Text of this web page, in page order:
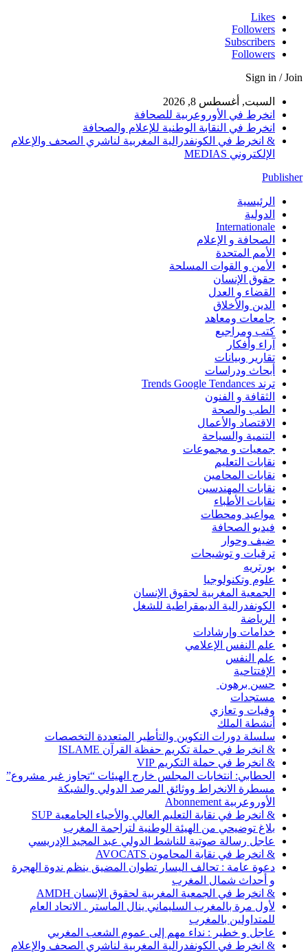
Likes
Followers
Subscribers
Followers
Sign in / Join
السبت, أغسطس 8, 2026
انخرط في الأوروعربية للصحافة
انخرط في النقابة الوطنية للإعلام والصحافة
& انخرط في الكونفدرالية المغربية لناشري الصحف والإعلام
الإلكتروني MEDIAS
Publisher
الرئيسية
الدولية
Internationale
الصحافة و الإعلام
الأمم المتحدة
الأمن و القوات المسلحة
حقوق الإنسان
القضاء و العدل
الدين والأخلاق
جامعات ومعاهد
كتب ومراجيع
آراء وأفكار
تقارير وبيانات
أبحاث ودراسات
ترند Trends Google Tendances
الثقافة و الفنون
الطب والصحة
الاقتصاد والأعمال
التنمية والسياحة
جمعيات و مجموعات
نقابات التعليم
نقابات المحامين
نقابات المهندسين
نقابات الأطباء
مواعيد ومحطات
فيديو الصحافة
ضيف وحوار
ترقيات و توشيحات
بورتريه
علوم وتكنولوجيا
الجمعية المغربية لحقوق الإنسان
الكونفدرالية الديمقراطية للشغل
الرياضة
خدامات وإرشادات
علم النفس الإعلامي
علم النفس
الإفتتاحية
حسن برهون
مستجدات
وفيات و تعازي
أنشطة الملك
سلسلة دورات التكوين والتأطير المتعددة التخصصات
& انخرط في حملة تكريم حفظة القرآن ISLAME
& انخرط في حملة التكريم VIP
الحطابي: انتخابات المجلس خارج الهيئات “تجاوز غير مشروع”
مسطرة الانخراط ووثائق المرصد الدولي والشبكة
الأوروعربية Abonnement
& انخرط في نقابة التعليم العالي والأحياء الجامعية SUP
بلاغ توضيحي من الهيئة الوطنية لتراجمة المغرب
عاجل رسالة صوتية للناشط الدولي عبد المجيد الإدريسي
& انخرط في نقابة المحامون AVOCATS
دعوة عامة : تحالف اليسار تطوان المضيق ينظم ندوة الهجرة
و أحداث شمال المغرب
& انخرط في الجمعية المغربية لحقوق الإنسان AMDH
لأول مرة بالمغرب السليماني ينال الماستر . الاتحاد العام
للمتداولين بالمغرب
عاجل و خطير : نداء مهم إلى عموم الشعب المغربي
& انخرط في الكونفدرالية المغربية لناشري الصحف والإعلام